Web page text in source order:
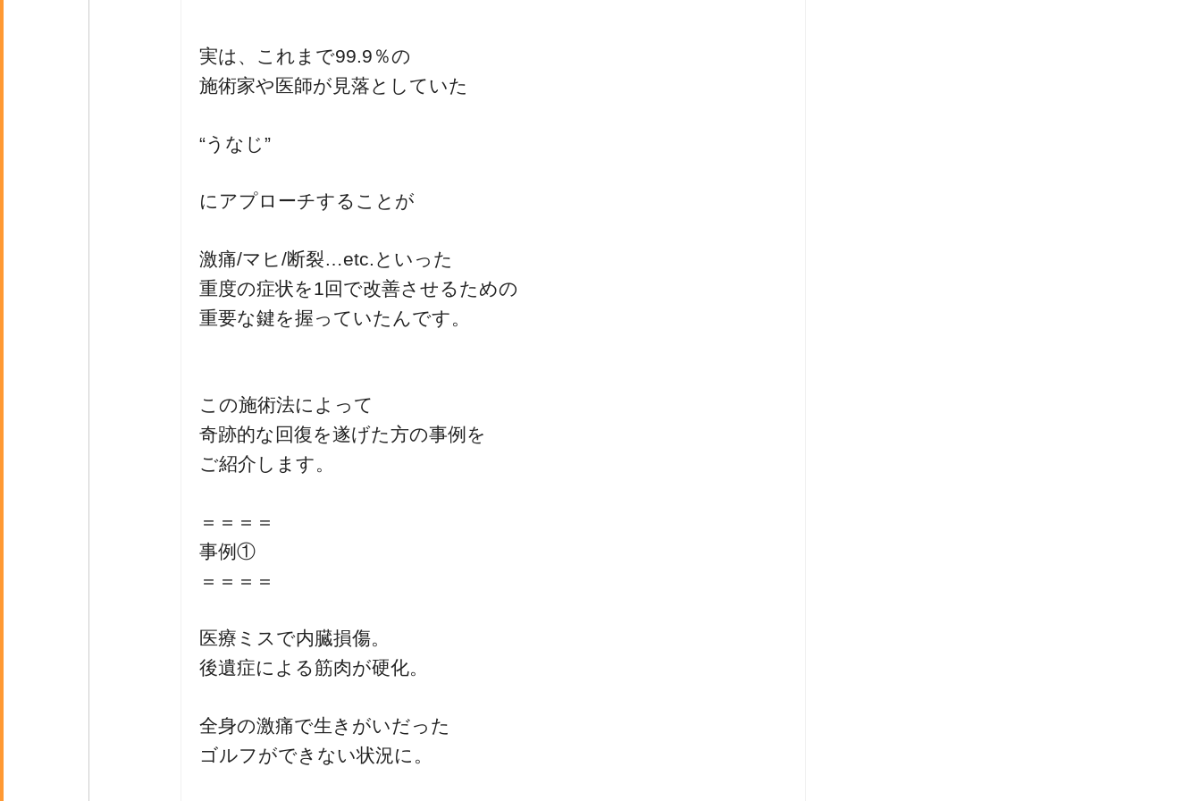
実は、これまで99.9％の
施術家や医師が見落としていた
“うなじ”
にアプローチすることが
激痛/マヒ/断裂…etc.といった
重度の症状を1回で改善させるための
重要な鍵を握っていたんです。
この施術法によって
奇跡的な回復を遂げた方の事例を
ご紹介します。
＝＝＝＝
事例①
＝＝＝＝
医療ミスで内臓損傷。
後遺症による筋肉が硬化。
全身の激痛で生きがいだった
ゴルフができない状況に。